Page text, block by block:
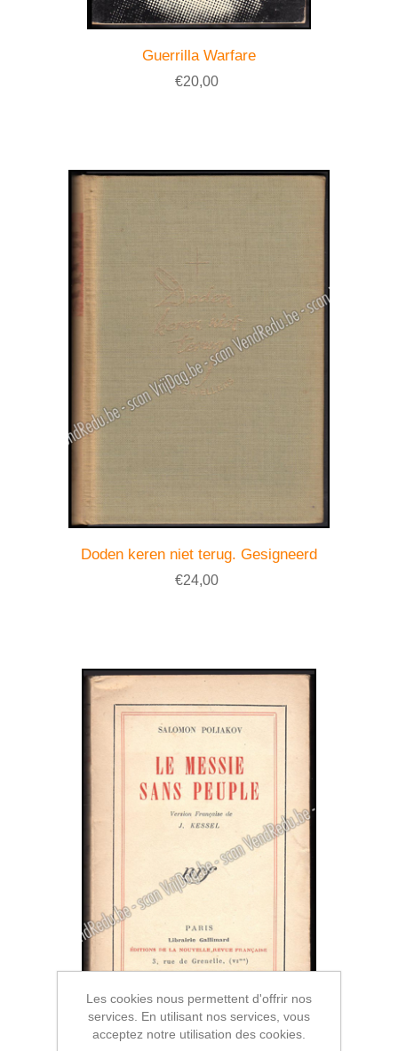
Guerrilla Warfare
€20,00
Doden keren niet terug. Gesigneerd
€24,00
Les cookies nous permettent d'offrir nos
services. En utilisant nos services, vous
acceptez notre utilisation des cookies.